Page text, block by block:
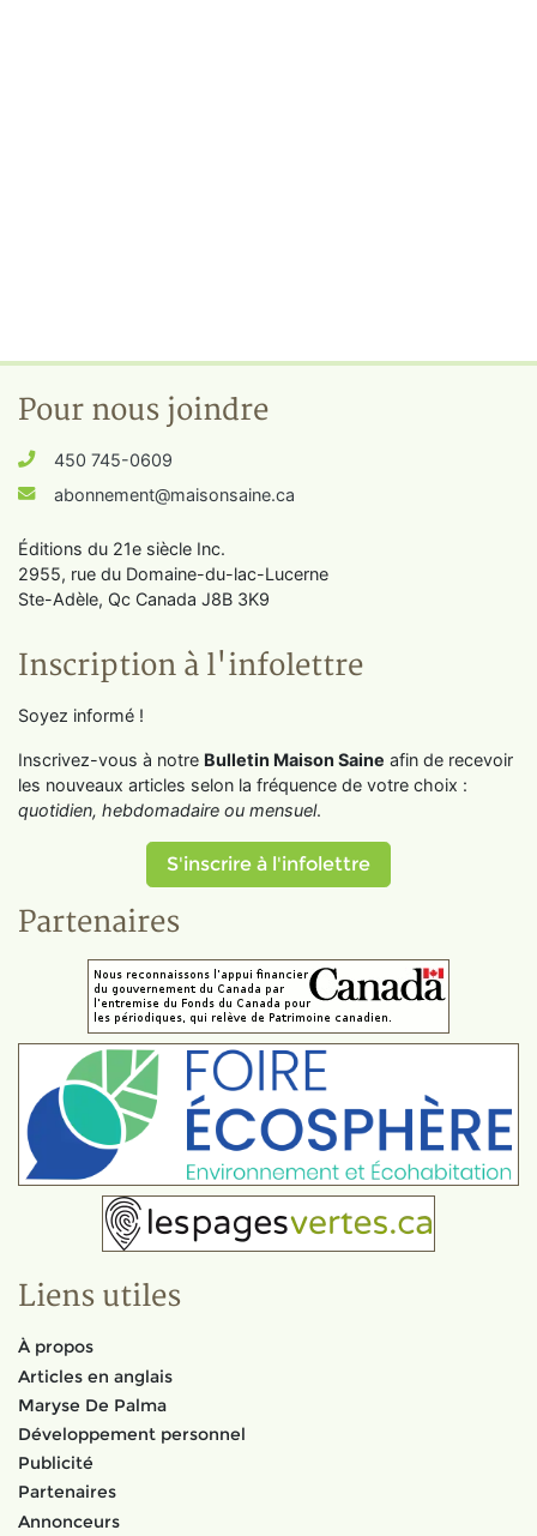
Pour nous joindre
450 745-0609
abonnement@maisonsaine.ca
Éditions du 21e siècle Inc.
2955, rue du Domaine-du-lac-Lucerne
Ste-Adèle, Qc Canada J8B 3K9
Inscription à l'infolettre
Soyez informé !
Inscrivez-vous à notre Bulletin Maison Saine afin de recevoir
les nouveaux articles selon la fréquence de votre choix :
quotidien, hebdomadaire ou mensuel.
S'inscrire à l'infolettre
Partenaires
Liens utiles
À propos
Articles en anglais
Maryse De Palma
Développement personnel
Publicité
Partenaires
Annonceurs